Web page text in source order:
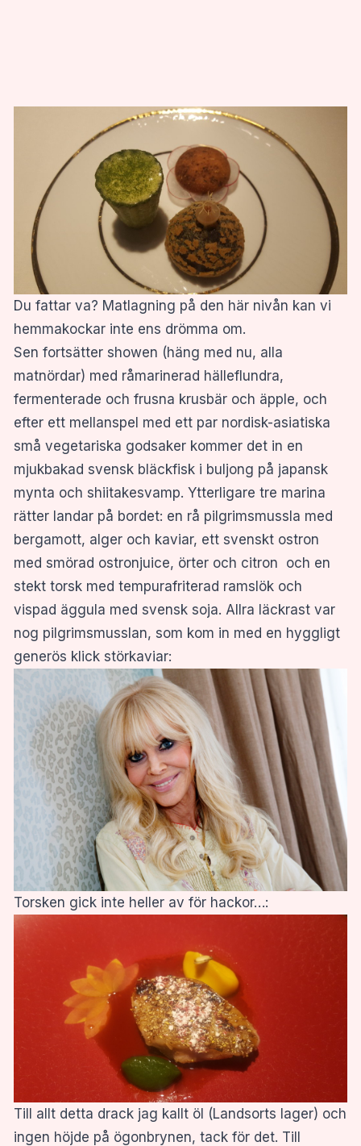
Du fattar va? Matlagning på den här nivån kan vi
hemmakockar inte ens drömma om.
Sen fortsätter showen (häng med nu, alla
matnördar) med råmarinerad hälleflundra,
fermenterade och frusna krusbär och äpple, och
efter ett mellanspel med ett par nordisk-asiatiska
små vegetariska godsaker kommer det in en
mjukbakad svensk bläckfisk i buljong på japansk
mynta och shiitakesvamp. Ytterligare tre marina
rätter landar på bordet: en rå pilgrimsmussla med
bergamott, alger och kaviar, ett svenskt ostron
med smörad ostronjuice, örter och citron och en
stekt torsk med tempurafriterad ramslök och
vispad äggula med svensk soja. Allra läckrast var
nog pilgrimsmusslan, som kom in med en hyggligt
generös klick störkaviar:
Torsken gick inte heller av för hackor…:
Till allt detta drack jag kallt öl (Landsorts lager) och
ingen höjde på ögonbrynen, tack för det. Till